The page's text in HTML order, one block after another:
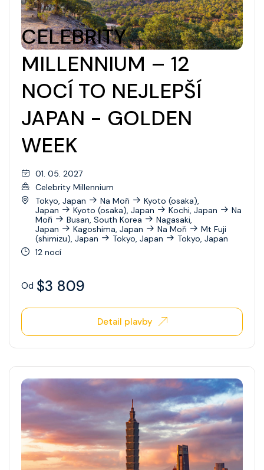
CELEBRITY
MILLENNIUM – 12
NOCÍ TO NEJLEPŠÍ
JAPAN - GOLDEN
WEEK
01. 05. 2027
Celebrity Millennium
Tokyo, Japan
Na Moři
Kyoto (osaka),
Japan
Kyoto (osaka), Japan Kochi, Japan
Na
Moři
Busan, South Korea
Nagasaki,
Japan
Kagoshima, Japan Na Moři
Mt Fuji
(shimizu), Japan
Tokyo, Japan
Tokyo, Japan
12 nocí
Od $3 809
Detail plavby